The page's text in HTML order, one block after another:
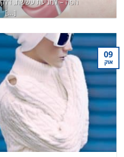
[...]
המשך קריאה 09
אוק